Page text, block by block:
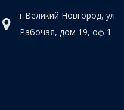
г.Великий Новгород, ул.
Рабочая, дом 19, оф 1